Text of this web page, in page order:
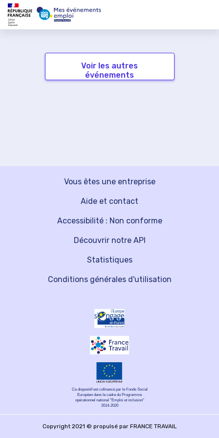
Voir les autres
événements
Vous êtes une entreprise
Découvrir notre API
Aide et contact
Statistiques
Accessibilité : Non conforme
Conditions générales d'utilisation
Ce dispositif est cofinancé par le Fonds Social
Européen dans le cadre du Programme
opérationnel national "Emploi et inclusion"
2014-2020
Copyright 2021 © propulsé par FRANCE TRAVAIL